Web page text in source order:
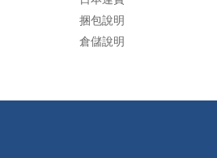
捆包說明
倉儲說明